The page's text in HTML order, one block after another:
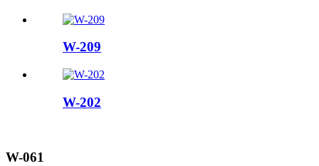
W-209
W-202
W-061